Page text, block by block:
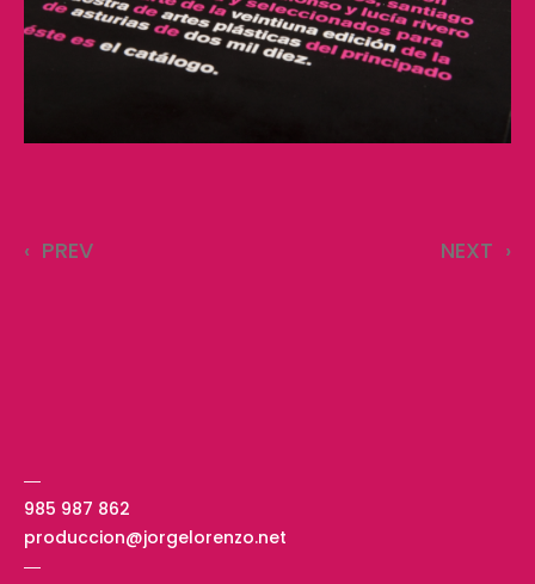
‹ PREV ›
NEXT
―
985 987 862
produccion@jorgelorenzo.net
―